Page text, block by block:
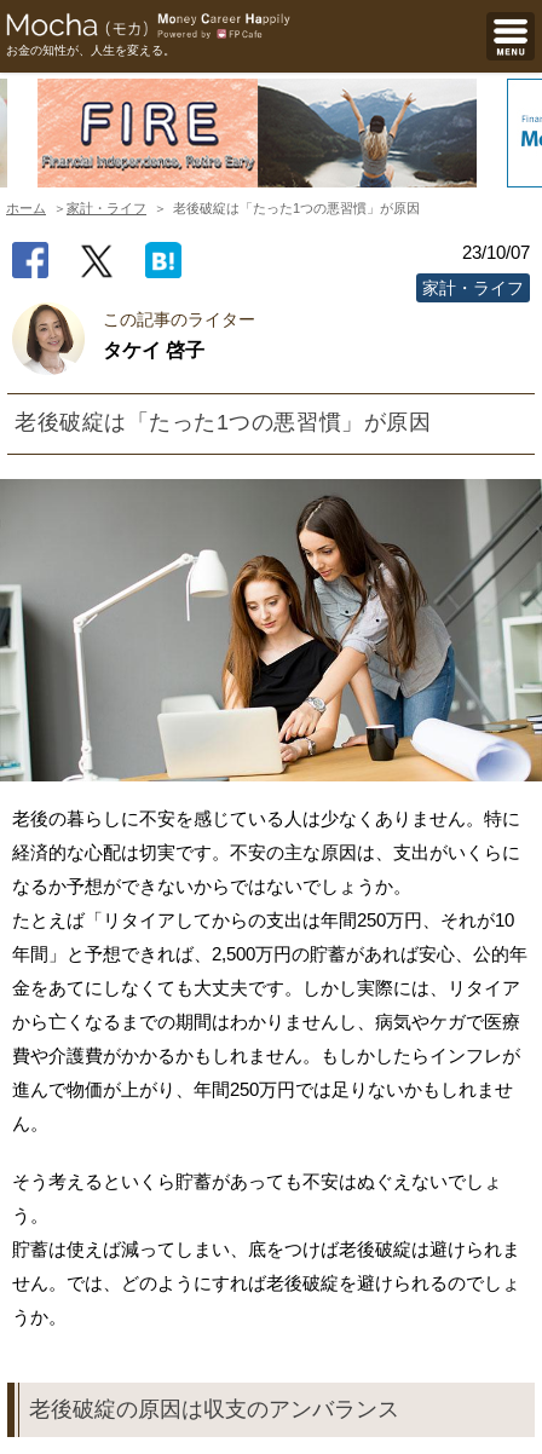
お金の知性が、人生を変える。
ホーム 家計・ライフ 老後破綻は「たった1つの悪習慣」が原因
23/10/07
家計・ライフ
この記事のライター
タケイ 啓子
老後破綻は「たった1つの悪習慣」が原因
老後の暮らしに不安を感じている人は少なくありません。特に
経済的な心配は切実です。不安の主な原因は、支出がいくらに
なるか予想ができないからではないでしょうか。
たとえば「リタイアしてからの支出は年間250万円、それが10
年間」と予想できれば、2,500万円の貯蓄があれば安心、公的年
金をあてにしなくても大丈夫です。しかし実際には、リタイア
から亡くなるまでの期間はわかりませんし、病気やケガで医療
費や介護費がかかるかもしれません。もしかしたらインフレが
進んで物価が上がり、年間250万円では足りないかもしれませ
ん。
そう考えるといくら貯蓄があっても不安はぬぐえないでしょ
う。
貯蓄は使えば減ってしまい、底をつけば老後破綻は避けられま
せん。では、どのようにすれば老後破綻を避けられるのでしょ
うか。
老後破綻の原因は収支のアンバランス